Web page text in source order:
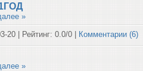
»
20 | Рейтинг: 0.0/0 | Комментарии (6)
»